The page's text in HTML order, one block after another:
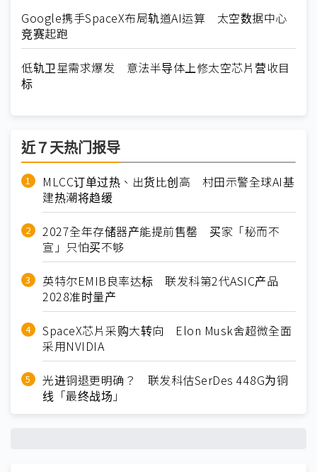
Google携手SpaceX布局轨道AI运算 太空数据中心
竞赛起跑
低轨卫星需求爆发 意法半导体上修太空芯片营收目
标
近７天热门报导
MLCC订单过热、出货比创高 村田示警全球AI基
建热潮将趋缓
2027全年存储器产能提前售罄 买家「秘而不
宣」只怕买不够
英特尔EMIB良率达标 联发科第2代ASIC产品
2028准时量产
SpaceX芯片采购大转向 Elon Musk舍超微全面
采用NVIDIA
光进铜退更明确？ 联发科估SerDes 448G为铜
线「最终战场」